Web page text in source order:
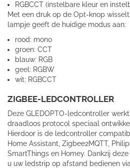
RGBCCT (instelbare kleur en
Met een druk op de Opt-knop
lampje geeft de huidige modus aan:
rood: mono
groen: CCT
blauw: RGB
geel: RGBW
wit: RGBCCT
ZIGBEE-LEDCONTROLLER
Deze GLEDOPTO-ledcontroller
draadloos protocol speciaal
Hierdoor is de ledcontroller
Home Assistant, Zigbee2MQTT,
SmartThings en Homey. Dankzij
u uw ledstrip op afstand bedienen